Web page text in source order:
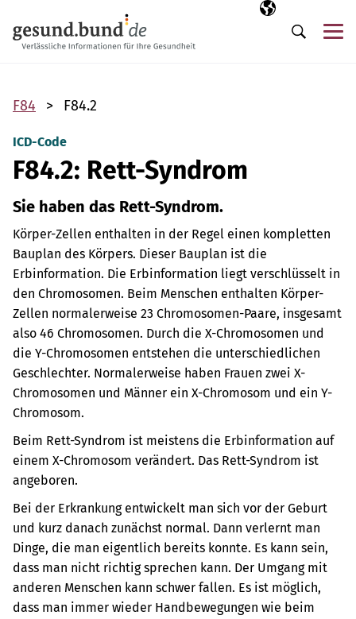
Ausgewählte
DE
Suche
F84 F84.2
ICD-Code
F84.2: Rett-Syndrom
Sie haben das Rett-Syndrom.
Körper-Zellen enthalten in der Regel einen kompletten
Bauplan des Körpers. Dieser Bauplan ist die
Erbinformation. Die Erbinformation liegt verschlüsselt in
den Chromosomen. Beim Menschen enthalten Körper-
Zellen normalerweise 23 Chromosomen-Paare, insgesamt
also 46 Chromosomen. Durch die X-Chromosomen und
die Y-Chromosomen entstehen die unterschiedlichen
Geschlechter. Normalerweise haben Frauen zwei X-
Chromosomen und Männer ein X-Chromosom und ein Y-
Chromosom.
Beim Rett-Syndrom ist meistens die Erbinformation auf
einem X-Chromosom verändert. Das Rett-Syndrom ist
angeboren.
Bei der Erkrankung entwickelt man sich vor der Geburt
und kurz danach zunächst normal. Dann verlernt man
Dinge, die man eigentlich bereits konnte. Es kann sein,
dass man nicht richtig sprechen kann. Der Umgang mit
anderen Menschen kann schwer fallen. Es ist möglich,
dass man immer wieder Handbewegungen wie beim